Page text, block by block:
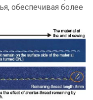
обеспечивая более